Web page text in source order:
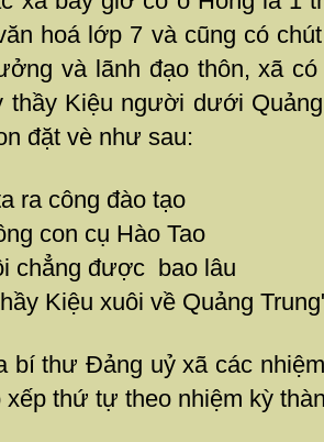
hoá lớp 7 và cũng có
và lãnh đạo thôn, xã
thầy Kiệu người dưới
đặt vè như sau:
ra công đào tạo
con cụ Hào Tao
chẳng được bao lâu
Kiệu xuôi về Quảng
bí thư Đảng uỷ xã các
xếp thứ tự theo nhiệm kỳ